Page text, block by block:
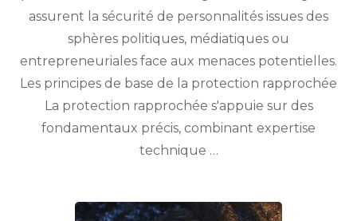
assurent la sécurité de personnalités issues des
sphères politiques, médiatiques ou
entrepreneuriales face aux menaces potentielles.
Les principes de base de la protection rapprochée
La protection rapprochée s'appuie sur des
fondamentaux précis, combinant expertise
technique …